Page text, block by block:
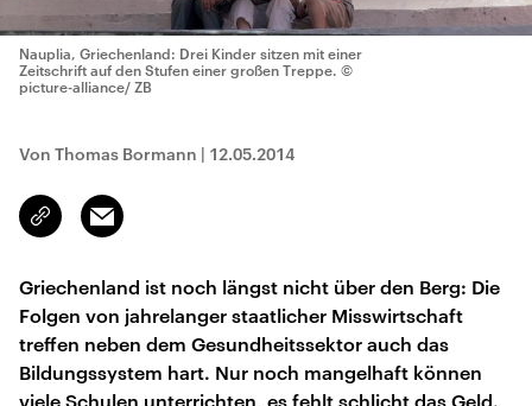
Nauplia, Griechenland: Drei Kinder sitzen mit einer
Zeitschrift auf den Stufen einer großen Treppe. ©
picture-alliance/ ZB
Von Thomas Bormann | 12.05.2014
Link
kopieren/teilen
Email
Griechenland ist noch längst nicht über den Berg: Die
Folgen von jahrelanger staatlicher Misswirtschaft
treffen neben dem Gesundheitssektor auch das
Bildungssystem hart. Nur noch mangelhaft können
viele Schulen unterrichten, es fehlt schlicht das Geld.